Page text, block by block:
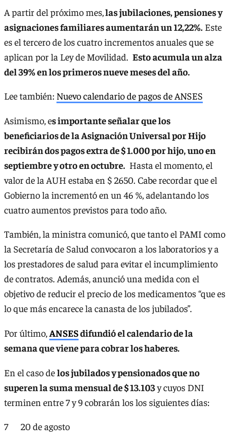
A partir del próximo mes,las jubilaciones, pensiones y
asignaciones familiares aumentarán un 12,22%. Este
es el tercero de los cuatro incrementos anuales que se
aplican por la Ley de Movilidad. Esto acumula un alza
del 39% en los primeros nueve meses del año.
Lee también: Nuevo calendario de pagos de ANSES
Asimismo, es importante señalar que los
beneficiarios de la Asignación Universal por Hijo
recibirán dos pagos extra de $ 1.000 por hijo, uno en
septiembre y otro en octubre. Hasta el momento, el
valor de la AUH estaba en $ 2650. Cabe recordar que el
Gobierno la incrementó en un 46 %, adelantando los
cuatro aumentos previstos para todo año.
También, la ministra comunicó, que tanto el PAMI como
la Secretaría de Salud convocaron a los laboratorios y a
los prestadores de salud para evitar el incumplimiento
de contratos. Además, anunció una medida con el
objetivo de reducir el precio de los medicamentos “que es
lo que más encarece la canasta de los jubilados”.
Por último,ANSESdifundió el calendario de la
semana que viene para cobrar los haberes.
En el caso delos jubilados y pensionados que no
superen la suma mensual de $ 13.103y cuyos DNI
terminen entre 7 y 9 cobrarán los los siguientes días:
7 20 de agosto